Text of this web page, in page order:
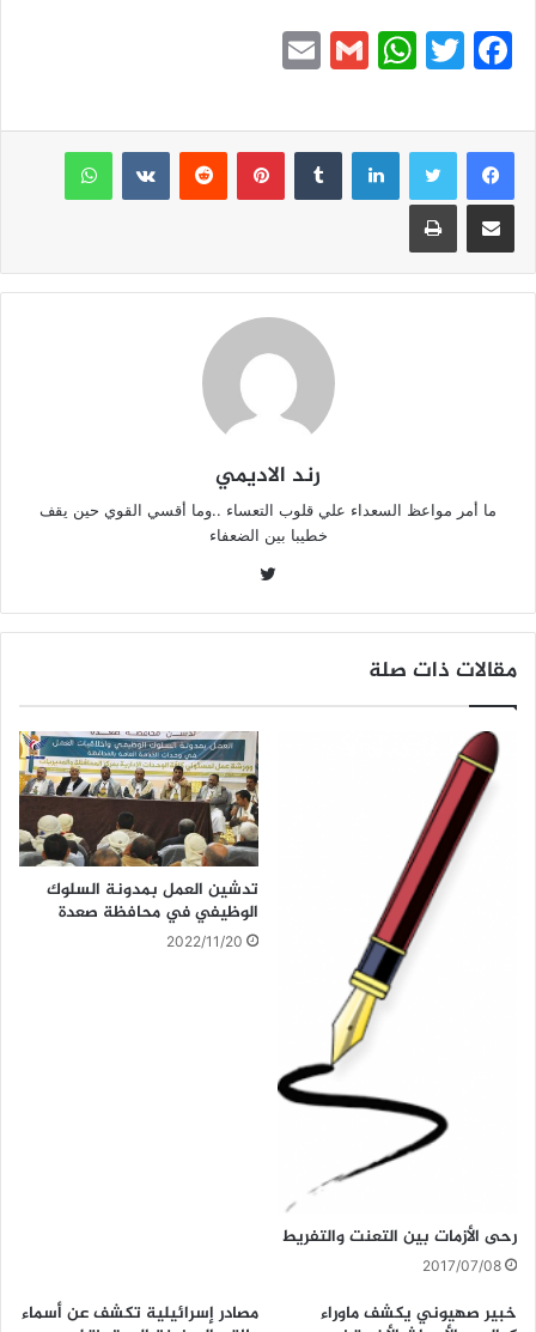
F
c
e
b
o
o
T
itt
er
W
at
s
A
p
G
ai
l
ai
l
لينكدإن بينتيريست واتساب
مشاركة عبر البريد طباعة
رند الاديمي
ما أمر مواعظ السعداء علي قلوب التعساء ..وما أقسي القوي حين يقف
خطيبا بين الضعفاء
مقالات ذات صلة
رحى الأزمات بين التعنت والتفريط
2017/07/08
تدشين العمل بمدونة السلوك
الوظيفي في محافظة صعدة
2022/11/20
خبير صهيوني يكشف ماوراء
مصادر إسرائيلية تكشف عن أسماء